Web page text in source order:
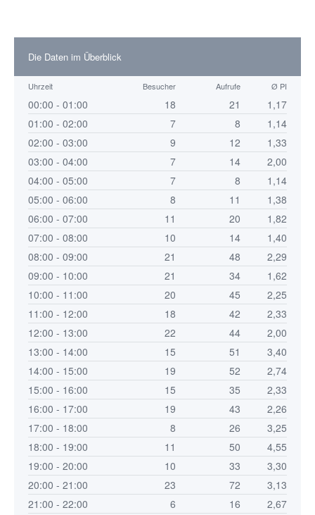
Die Daten im Überblick
Uhrzeit Besucher Aufrufe Ø PI
00:00 - 01:00 18 21
1,17
01:00 - 02:00
7 8
1,14
02:00 - 03:00
9 12
1,33
03:00 - 04:00
7 14
2,00
04:00 - 05:00
7 8
1,14
05:00 - 06:00
8 11
1,38
06:00 - 07:00
11 20
1,82
07:00 - 08:00
10 14
1,40
08:00 - 09:00
21 48
2,29
09:00 - 10:00
21 34
1,62
10:00 - 11:00
20 45
2,25
11:00 - 12:00
18 42
2,33
12:00 - 13:00
22 44
2,00
13:00 - 14:00
15 51
3,40
14:00 - 15:00
19 52
2,74
15:00 - 16:00
15 35
2,33
16:00 - 17:00
19 43
2,26
17:00 - 18:00
8 26
3,25
18:00 - 19:00
11 50
4,55
19:00 - 20:00
10 33
3,30
20:00 - 21:00
23 72
3,13
21:00 - 22:00
6 16
2,67